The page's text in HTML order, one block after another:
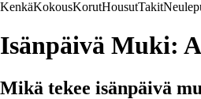
KenkäKokousKorutHousutTakit
Isänpäivä Muki:
Mikä tekee isänpäivä